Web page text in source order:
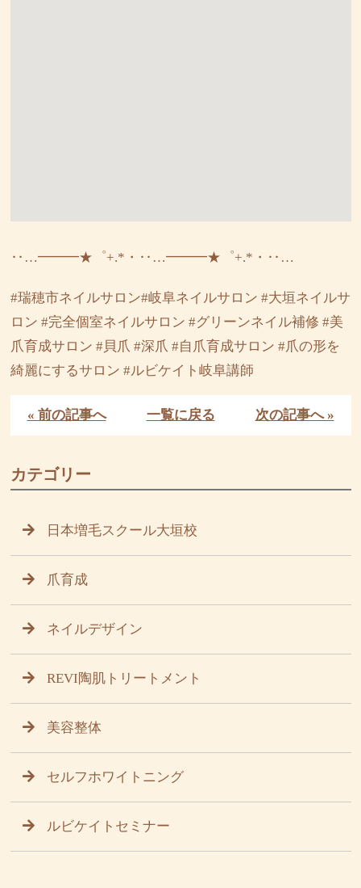
‥…━━━★゜+.*・‥…━━━★゜+.*・‥…
#瑞穂市ネイルサロン#岐阜ネイルサロン #大垣ネイルサ
ロン #完全個室ネイルサロン #グリーンネイル補修 #美
爪育成サロン #貝爪 #深爪 #自爪育成サロン #爪の形を
綺麗にするサロン #ルビケイト岐阜講師
« 前の記事へ 一覧に戻る 次の記事へ »
カテゴリー
日本増毛スクール大垣校
爪育成
ネイルデザイン
REVI陶肌トリートメント
美容整体
セルフホワイトニング
ルビケイトセミナー